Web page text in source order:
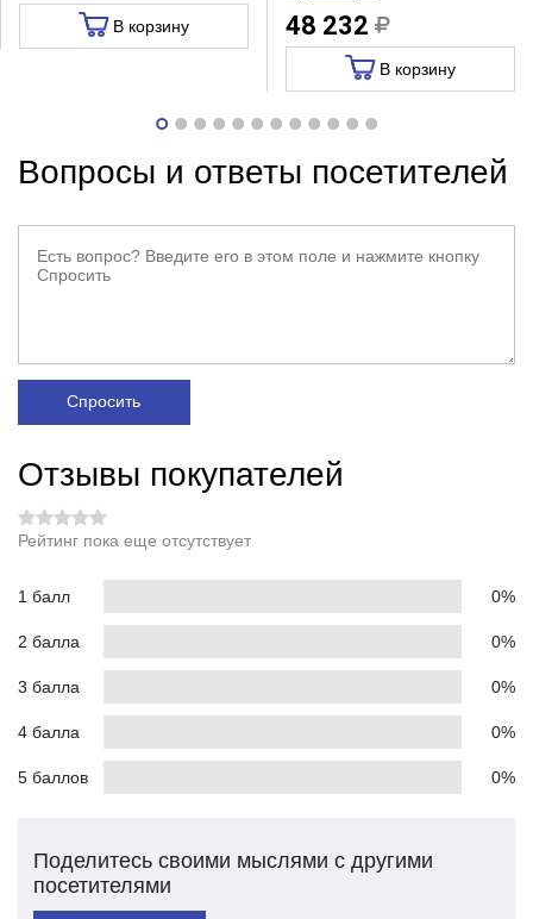
В корзину 48 232
В корзину
Вопросы и ответы посетителей
Спросить
Отзывы покупателей
Рейтинг пока еще отсутствует
1 балл 0%
2 балла 0%
3 балла 0%
4 балла 0%
5 баллов 0%
Поделитесь своими мыслями с другими
посетителями